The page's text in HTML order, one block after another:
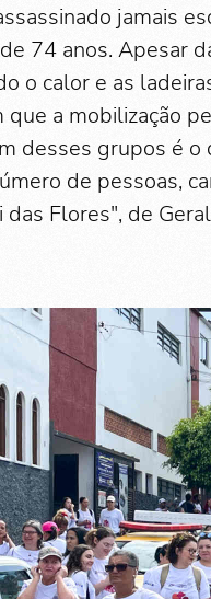
jamais
74 anos. Apesar
o calor e as
que a mobilização
desses grupos é
de pessoas,
das Flores", de